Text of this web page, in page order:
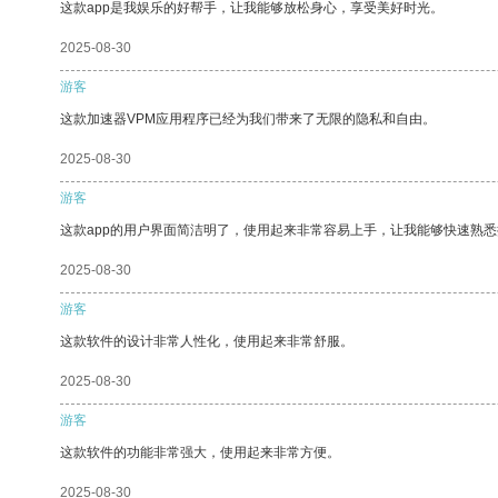
这款app是我娱乐的好帮手，让我能够放松身心，享受美好时光。
2025-08-30
游客
这款加速器VPM应用程序已经为我们带来了无限的隐私和自由。
2025-08-30
游客
这款app的用户界面简洁明了，使用起来非常容易上手，让我能够快速熟
2025-08-30
游客
这款软件的设计非常人性化，使用起来非常舒服。
2025-08-30
游客
这款软件的功能非常强大，使用起来非常方便。
2025-08-30